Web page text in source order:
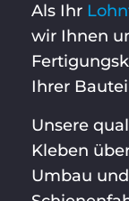
Als Ihr
wir Ihnen
Ihrer
Unsere
Kleben
Umbau